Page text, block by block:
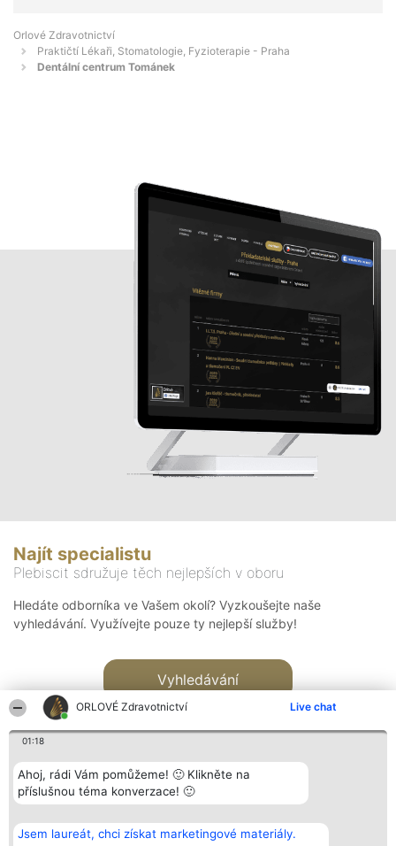
ORLOVÉ Zdravotnictví Live chat
01:18
Ahoj, rádi Vám pomůžeme! 🙂 Klikněte na
příslušnou téma konverzace! 🙂
Jsem laureát, chci získat marketingové materiály.
Orlové Zdravotnictví
Praktičtí Lékaři, Stomatologie, Fyzioterapie - Praha
Dentální centrum Tománek
Najít specialistu
Plebiscit sdružuje těch nejlepších v oboru
Hledáte odborníka ve Vašem okolí? Vyzkoušejte naše
vyhledávání. Využívejte pouze ty nejlepší služby!
Vyhledávání
Bright Side Solutions sp. z o.
o. sp. k.
Vítězové
Seznam všech
Kontakt